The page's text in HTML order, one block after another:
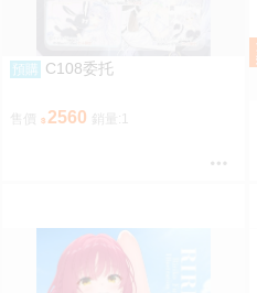
預購 C108委托
2560 銷量:1